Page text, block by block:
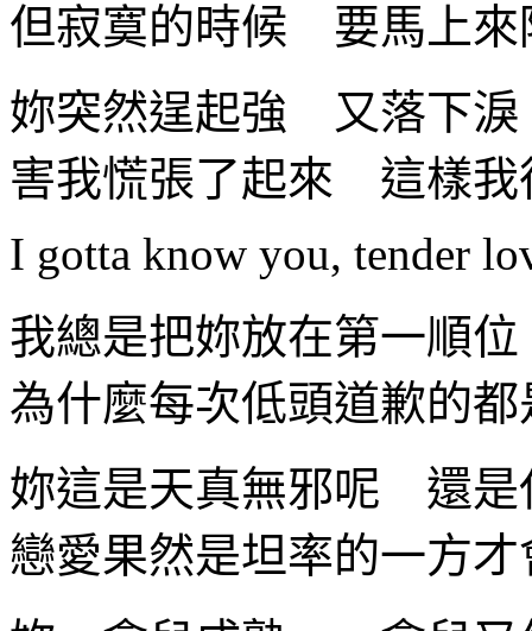
但寂寞的時候 要馬上來
妳突然逞起強 又落下淚
害我慌張了起來 這樣我
I gotta know you, tender
我總是把妳放在第一順位
為什麼每次低頭道歉的
妳這是天真無邪呢 還是
戀愛果然是坦率的一方才